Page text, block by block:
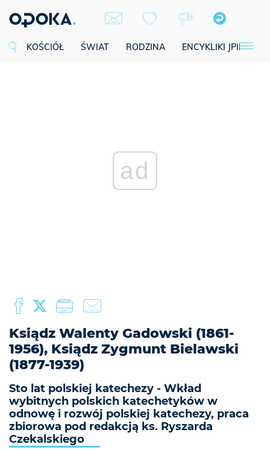
KOŚCIÓŁ ŚWIAT RODZINA ENCYKLIKI JPII
ad
Ksiądz Walenty Gadowski (1861-
1956), Ksiądz Zygmunt Bielawski
(1877-1939)
Sto lat polskiej katechezy - Wkład
wybitnych polskich katechetyków w
odnowę i rozwój polskiej katechezy, praca
zbiorowa pod redakcją ks. Ryszarda
Czekalskiego